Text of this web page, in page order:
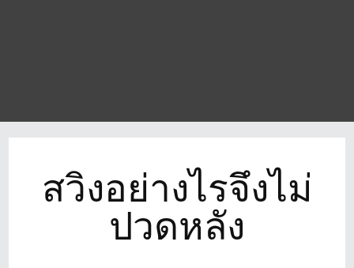
สวิงอย่างไรจึงไม่
ปวดหลัง